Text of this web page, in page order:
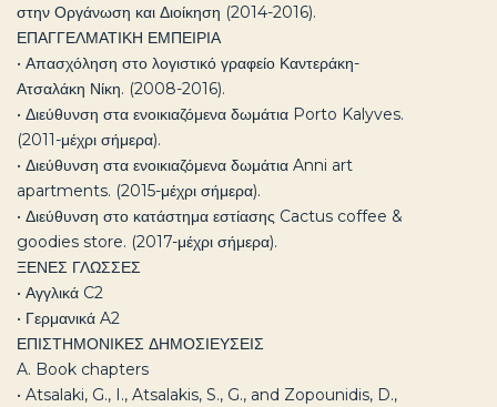
στην Οργάνωση και Διοίκηση (2014-2016).
ΕΠΑΓΓΕΛΜΑΤΙΚΗ ΕΜΠΕΙΡΙΑ
• Απασχόληση στο λογιστικό γραφείο Καντεράκη-
Ατσαλάκη Νίκη. (2008-2016).
• Διεύθυνση στα ενοικιαζόμενα δωμάτια Porto Kalyves.
(2011-μέχρι σήμερα).
• Διεύθυνση στα ενοικιαζόμενα δωμάτια Anni art
apartments. (2015-μέχρι σήμερα).
• Διεύθυνση στο κατάστημα εστίασης Cactus coffee &
goodies store. (2017-μέχρι σήμερα).
ΞΕΝΕΣ ΓΛΩΣΣΕΣ
• Αγγλικά C2
• Γερμανικά A2
ΕΠΙΣΤΗΜΟΝΙΚΕΣ ΔΗΜΟΣΙΕΥΣΕΙΣ
A. Book chapters
• Atsalaki, G., I., Atsalakis, S., G., and Zopounidis, D.,